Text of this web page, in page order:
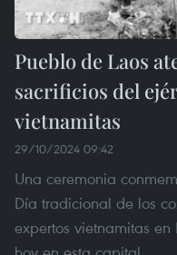
Pueblo de Laos
sacrificios del
vietnamitas
29/10/2024 09:42
Una ceremonia
Día tradicional de los
expertos vietnamitas